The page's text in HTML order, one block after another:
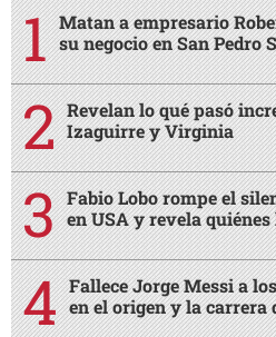
Matan a empresario
su negocio en San Pedro
Revelan lo qué pasó
Izaguirre y Virginia
Fabio Lobo rompe el
en USA y revela
Fallece Jorge Messi a
en el origen y la carrera